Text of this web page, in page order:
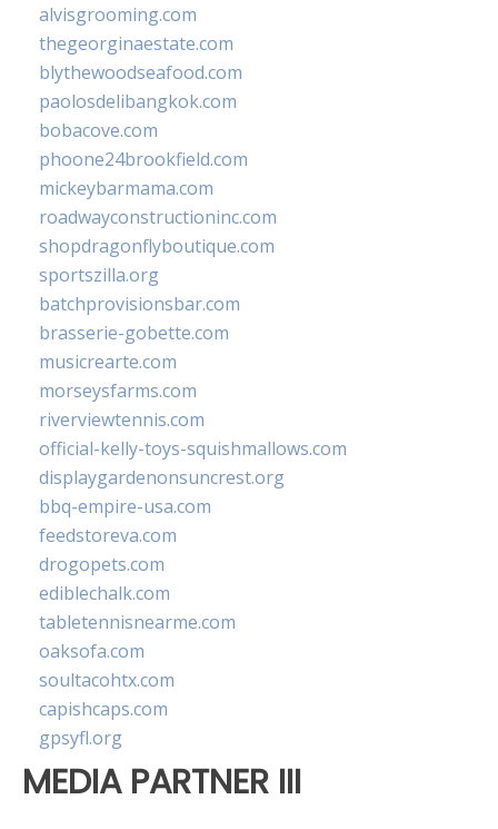
alvisgrooming.com
thegeorginaestate.com
blythewoodseafood.com
paolosdelibangkok.com
bobacove.com
phoone24brookfield.com
mickeybarmama.com
roadwayconstructioninc.com
shopdragonflyboutique.com
sportszilla.org
batchprovisionsbar.com
brasserie-gobette.com
musicrearte.com
morseysfarms.com
riverviewtennis.com
official-kelly-toys-squishmallows.com
displaygardenonsuncrest.org
bbq-empire-usa.com
feedstoreva.com
drogopets.com
ediblechalk.com
tabletennisnearme.com
oaksofa.com
soultacohtx.com
capishcaps.com
gpsyfl.org
MEDIA PARTNER III